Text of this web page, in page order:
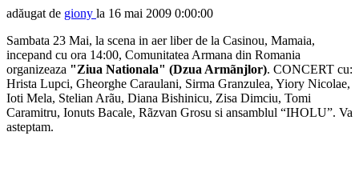
adăugat de giony la 16 mai 2009 0:00:00
Sambata 23 Mai, la scena in aer liber de la Casinou, Mamaia,
incepand cu ora 14:00, Comunitatea Armana din Romania
organizeaza "Ziua Nationala" (Dzua Armãnjlor). CONCERT cu:
Hrista Lupci, Gheorghe Caraulani, Sirma Granzulea, Yiory Nicolae,
Ioti Mela, Stelian Arãu, Diana Bishinicu, Zisa Dimciu, Tomi
Caramitru, Ionuts Bacale, Rãzvan Grosu si ansamblul “IHOLU”. Va
asteptam.